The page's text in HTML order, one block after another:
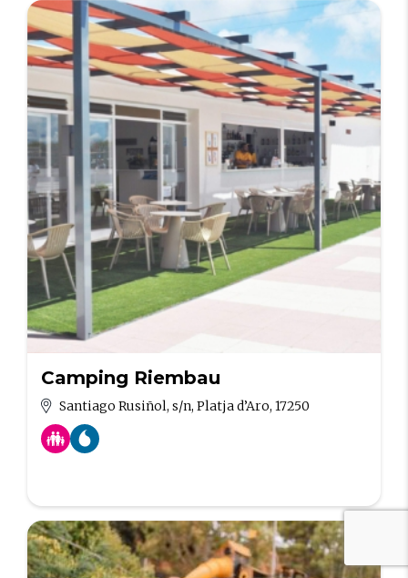
Camping Riembau
Santiago Rusiñol, s/n, Platja d’Aro, 17250